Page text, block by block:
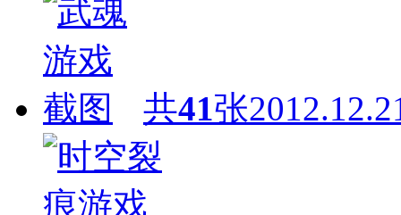
共41张